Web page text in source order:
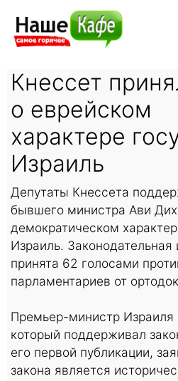
Кнессет
о еврейском
характере
Израиль
Депутаты Кнессета
бывшего министра Ави
демократическом
Израиль.
принята 62 голосами
парламентариев от
Премьер-министр Израиля
который поддерживал
его первой публикации,
закона является